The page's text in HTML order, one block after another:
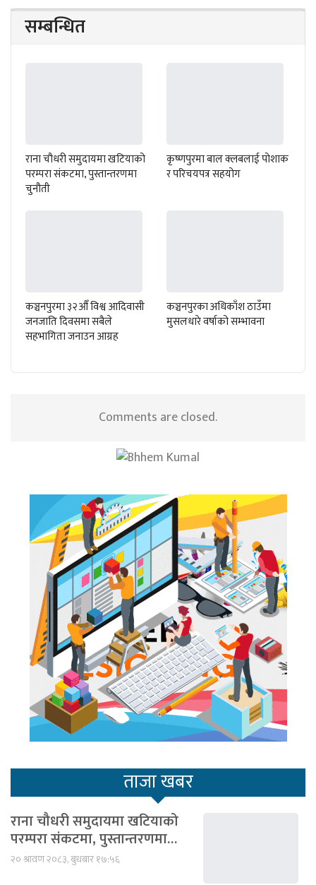
सम्बन्धित
राना चौधरी समुदायमा खटियाको
परम्परा संकटमा, पुस्तान्तरणमा
चुनौती
कृष्णपुरमा बाल क्लबलाई पोशाक
र परिचयपत्र सहयोग
कञ्चनपुरमा ३२औँ विश्व आदिवासी
जनजाति दिवसमा सबैले
सहभागिता जनाउन आग्रह
कञ्चनपुरका अधिकाँश ठाउँमा
मुसलधारे वर्षाको सम्भावना
Comments are closed.
ताजा खबर
राना चौधरी समुदायमा खटियाको
परम्परा संकटमा, पुस्तान्तरणमा…
२० श्रावण २०८३, बुधबार १७:५६